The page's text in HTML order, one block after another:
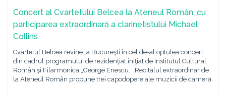
Concert al Cvartetului Belcea la Ateneul Român, cu
participarea extraordinară a clarinetistului Michael
Collins
Cvartetul Belcea revine la Bucureşti în cel de-al optulea concert
din cadrul programului de rezidenţiat iniţiat de Institutul Cultural
Român şi Filarmonica „George Enescu. Recitalul extraordinar de
la Ateneul Român propune trei capodopere ale muzicii de cameră: